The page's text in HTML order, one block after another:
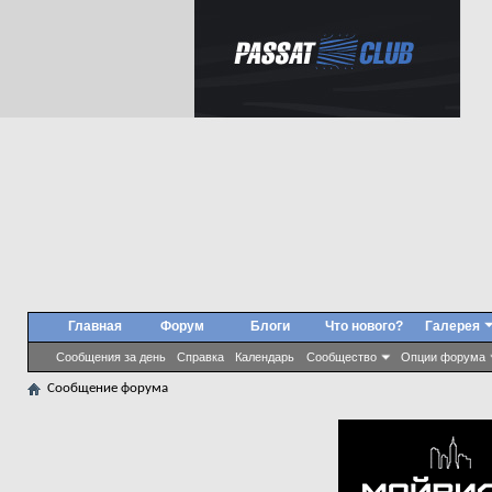
Главная Форум
Сообщения за день Справка Календарь Сообщество Опции форума
Блоги Что нового? Галерея
Сообщение форума